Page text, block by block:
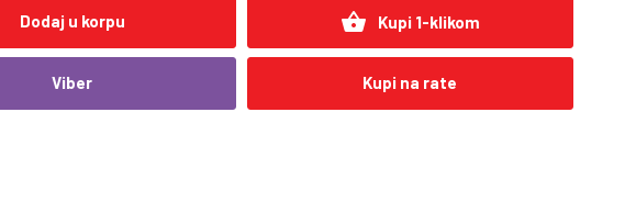
Dodaj u korpu shopping_basket Kupi 1-klikom
Viber Kupi na rate